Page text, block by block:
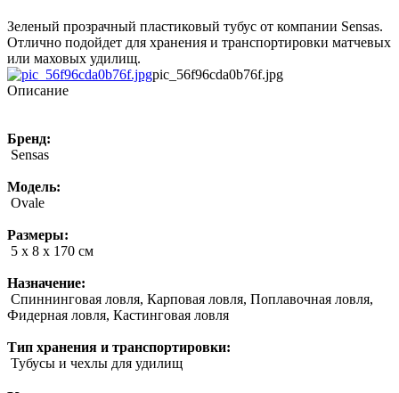
Зеленый прозрачный пластиковый тубус от компании Sensas.
Отлично подойдет для хранения и транспортировки матчевых
или маховых удилищ.
pic_56f96cda0b76f.jpg
Описание
Бренд:
Sensas
Модель:
Ovale
Размеры:
5 х 8 х 170 см
Назначение:
Спиннинговая ловля, Карповая ловля, Поплавочная ловля,
Фидерная ловля, Кастинговая ловля
Тип хранения и транспортировки:
Тубусы и чехлы для удилищ